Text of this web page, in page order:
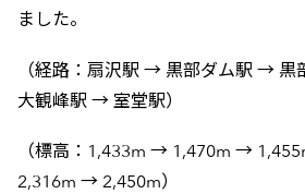
ました。
（経路：扇沢駅 → 黒部ダム駅 →
大観峰駅 → 室堂駅）
（標高：1,433m → 1,470m →
2,316m → 2,450m）